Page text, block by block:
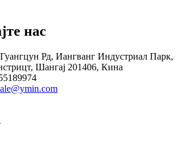
нас
Гуангцун Рд, Иангванг Индустриал Парк,
Шангај 201406, Кина